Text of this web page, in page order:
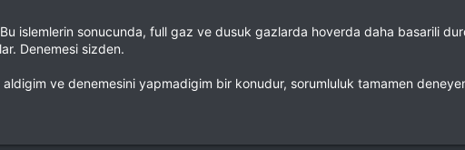
islemlerin sonucunda, full gaz ve dusuk gazlarda hoverda daha basarili
Denemesi sizden.
ve denemesini yapmadigim bir konudur, sorumluluk tamamen